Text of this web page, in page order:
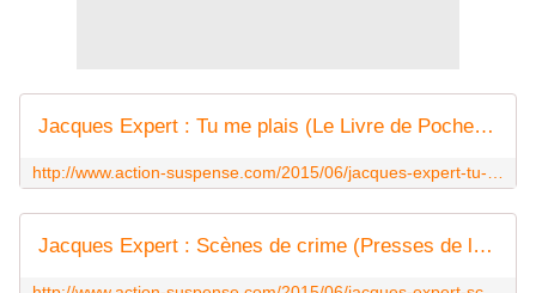
Jacques Expert : Tu me plais (Le Livre de Poche, 2015 - Inédit) - Le blog de Claude LE NOCHER
Jacques Expert : Scènes de crime (Presses de la Cité, 2015) - Le blog de Claude LE NOCHER